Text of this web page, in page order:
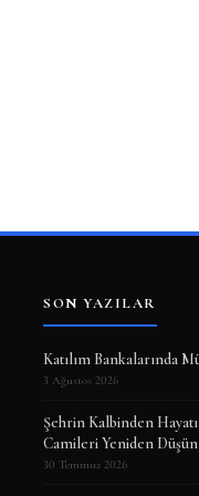
SON YAZILAR
Katılım Bankalarında
3 Ağustos 2026
Şehrin Kalbinden
Camileri Yeniden
30 Temmuz 2026